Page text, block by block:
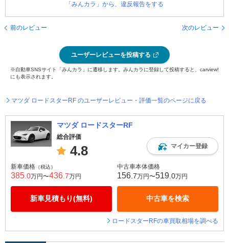
「みんカラ」から、違反報告をする
前のレビュー 次のレビュー
ユーザーレビューを投稿する
※自動車SNSサイト「みんカラ」に遷移します。みんカラに登録して投稿すると、carview!
にも表示されます。
マツダ ロードスターRF のユーザーレビュー・評価一覧のページに戻る
マツダ ロードスターRF
総合評価
4.8 マイカー登録
新車価格 （税込）
385 .0万円〜436 .7万円
新車見積もり(無料)
中古車本体価格
156 .7万円〜519 .0万円
中古車を検索
ロードスターRFの車買取相場を調べる